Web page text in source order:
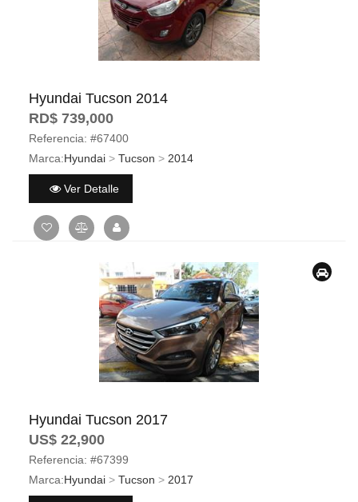
Hyundai Tucson 2014
RD$ 739,000
Referencia: #67400
Marca:Hyundai > Tucson > 2014
Ver Detalle
Hyundai Tucson 2017
US$ 22,900
Referencia: #67399
Marca:Hyundai > Tucson > 2017